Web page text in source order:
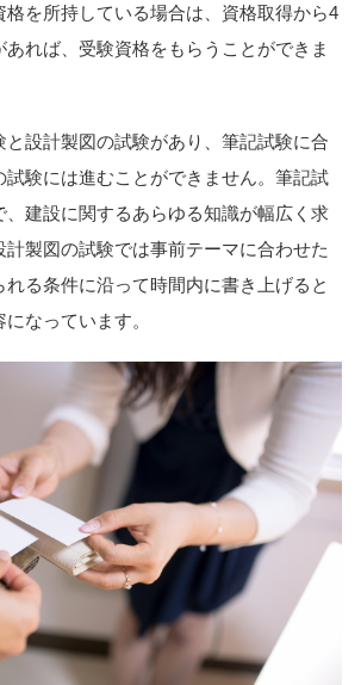
格を所持している場合は、資格取得から4
れば、受験資格をもらうことができま
設計製図の試験があり、筆記試験に合
試験には進むことができません。筆記試
、建設に関するあらゆる知識が幅広く求
製図の試験では事前テーマに合わせた
る条件に沿って時間内に書き上げると
なっています。